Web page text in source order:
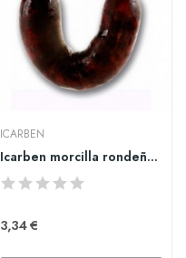
ICARBEN
Icarben morcilla rondeña 400gr
3,34 €